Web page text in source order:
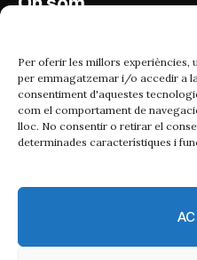
Per oferir les millors
per emmagatzemar i/o accedir a
consentiment d'aquestes
com el comportament de
lloc. No consentir o retirar el
determinades característiques i
08010, Barcelona
Contacta'ns
Email:
catmet@periodismeplural.cat
Telèfon: